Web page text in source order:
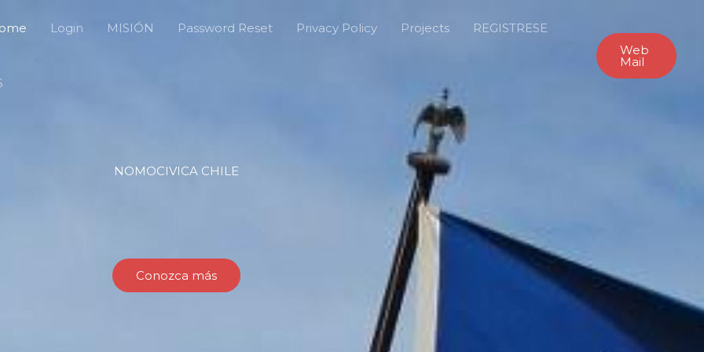
Login MISIÓN Password Reset Privacy Policy Projects REGISTRESE
Web
Mail
NOMOCIVICA CHILE
Conozca más